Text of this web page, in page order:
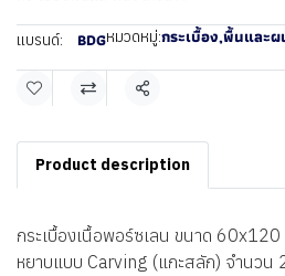
แบรนด์: BDGหมวดหมู่:กระเบื้อง,พื้นและผ
แชร์
Product description
กระเบื้องเนื้อพอร์ซเลน ขนาด
หยาบแบบ Carving (แกะสลัก) จำนว